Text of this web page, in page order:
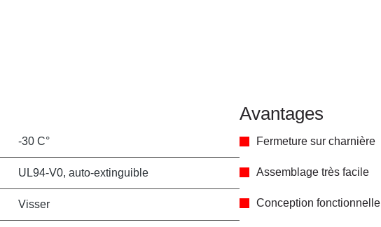
-30 C°
UL94-V0, auto-extinguible
Visser
Avantages
Fermeture sur charnière
Assemblage très facile
Conception fonctionnelle